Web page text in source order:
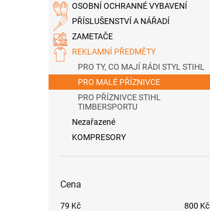
OSOBNÍ OCHRANNÉ VYBAVENÍ
PŘÍSLUŠENSTVÍ A NÁŘADÍ
ZAMETAČE
REKLAMNÍ PŘEDMĚTY
PRO TY, CO MAJÍ RÁDI STYL STIHL
PRO MALÉ PŘÍZNIVCE
PRO PŘÍZNIVCE STIHL
TIMBERSPORTU
Nezařazené
KOMPRESORY
Cena
79 Kč 800 Kč